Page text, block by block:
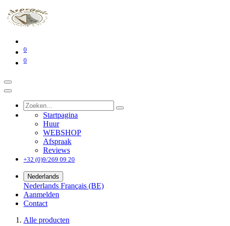
0
0
Startpagina
Huur
WEBSHOP
Afspraak
Reviews
+32 (0)9/269 09 20
Nederlands
Nederlands Français (BE)
Aanmelden
Contact
Alle producten